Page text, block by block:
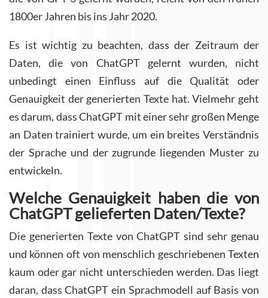
1800er Jahren bis ins Jahr 2020.
Es ist wichtig zu beachten, dass der Zeitraum der
Daten, die von ChatGPT gelernt wurden, nicht
unbedingt einen Einfluss auf die Qualität oder
Genauigkeit der generierten Texte hat. Vielmehr geht
es darum, dass ChatGPT mit einer sehr großen Menge
an Daten trainiert wurde, um ein breites Verständnis
der Sprache und der zugrunde liegenden Muster zu
entwickeln.
Welche Genauigkeit haben die von
ChatGPT gelieferten Daten/Texte?
Die generierten Texte von ChatGPT sind sehr genau
und können oft von menschlich geschriebenen Texten
kaum oder gar nicht unterschieden werden. Das liegt
daran, dass ChatGPT ein Sprachmodell auf Basis von